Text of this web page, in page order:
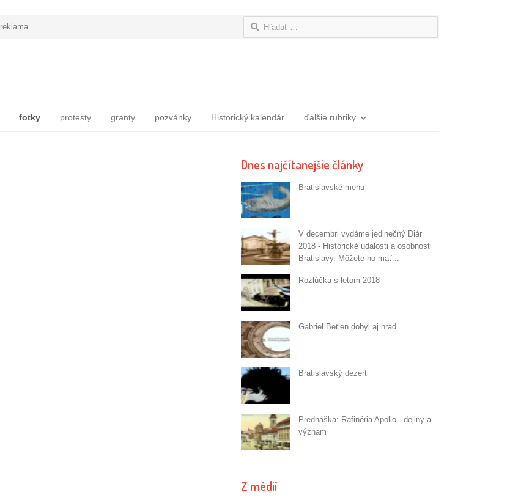
reklama Hľadať:
fotky protesty granty pozvánky Historický kalendár ďalšie rubriky
Dnes najčítanejšie články
Bratislavské menu
V decembri vydáme jedinečný Diár
2018 - Historické udalosti a osobnosti
Bratislavy. Môžete ho mať...
Rozlúčka s letom 2018
Gabriel Betlen dobyl aj hrad
Bratislavský dezert
Prednáška: Rafinéria Apollo - dejiny a
význam
Z médií